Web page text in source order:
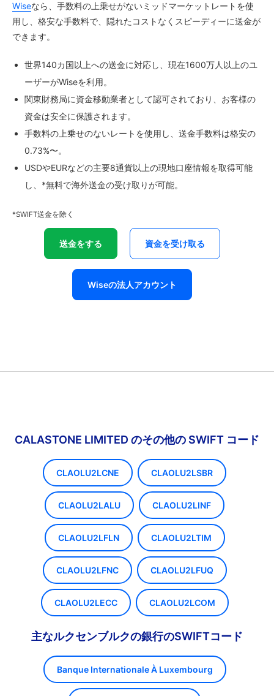
Wiseなら、手数料の上乗せがないミッドマーケットレートを使
用し、格安な手数料で、隠れたコストなくスピーディーに送金が
できます。
世界140カ国以上への送金に対応し、現在1600万人以上のユ
ーザーがWiseを利用。
関東財務局に資金移動業者として認可されており、お客様の
資金は安全に保護されます。
手数料の上乗せのないレートを使用し、送金手数料は格安の
0.73%〜。
USDやEURなどの主要8通貨以上の現地口座情報を取得可能
し、*無料で海外送金の受け取りが可能。
*SWIFT送金を除く
送金をする 資金を受け取る
Wiseの法人アカウント
CALASTONE LIMITED のその他の SWIFT コード
CLAOLU2LCNE CLAOLU2LSBR
CLAOLU2LALU CLAOLU2LINF
CLAOLU2LFLN CLAOLU2LTIM
CLAOLU2LFNC CLAOLU2LFUQ
CLAOLU2LECC CLAOLU2LCOM
主なルクセンブルクの銀行のSWIFTコード
Banque Internationale À Luxembourg